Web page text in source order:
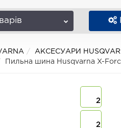
АКСЕСУАРИ
Пильна шина Husqvarna X-
2
2